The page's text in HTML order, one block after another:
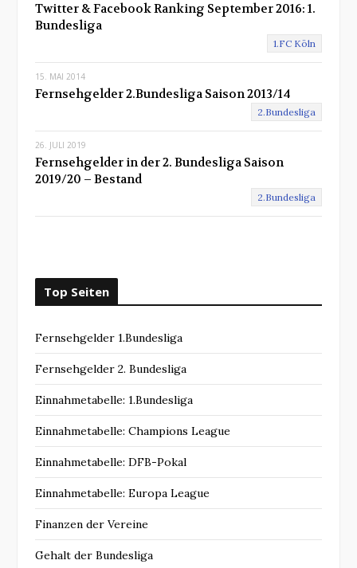
Twitter & Facebook Ranking September 2016: 1.
Bundesliga
1.FC Köln
15. MAI 2014
Fernsehgelder 2.Bundesliga Saison 2013/14
2.Bundesliga
26. JULI 2019
Fernsehgelder in der 2. Bundesliga Saison
2019/20 – Bestand
2.Bundesliga
Top Seiten
Fernsehgelder 1.Bundesliga
Fernsehgelder 2. Bundesliga
Einnahmetabelle: 1.Bundesliga
Einnahmetabelle: Champions League
Einnahmetabelle: DFB-Pokal
Einnahmetabelle: Europa League
Finanzen der Vereine
Gehalt der Bundesliga